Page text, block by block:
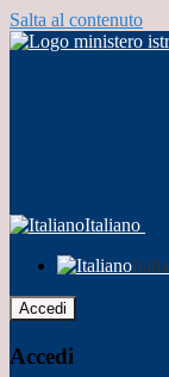
Salta al contenuto
Italiano
Accedi
Accedi